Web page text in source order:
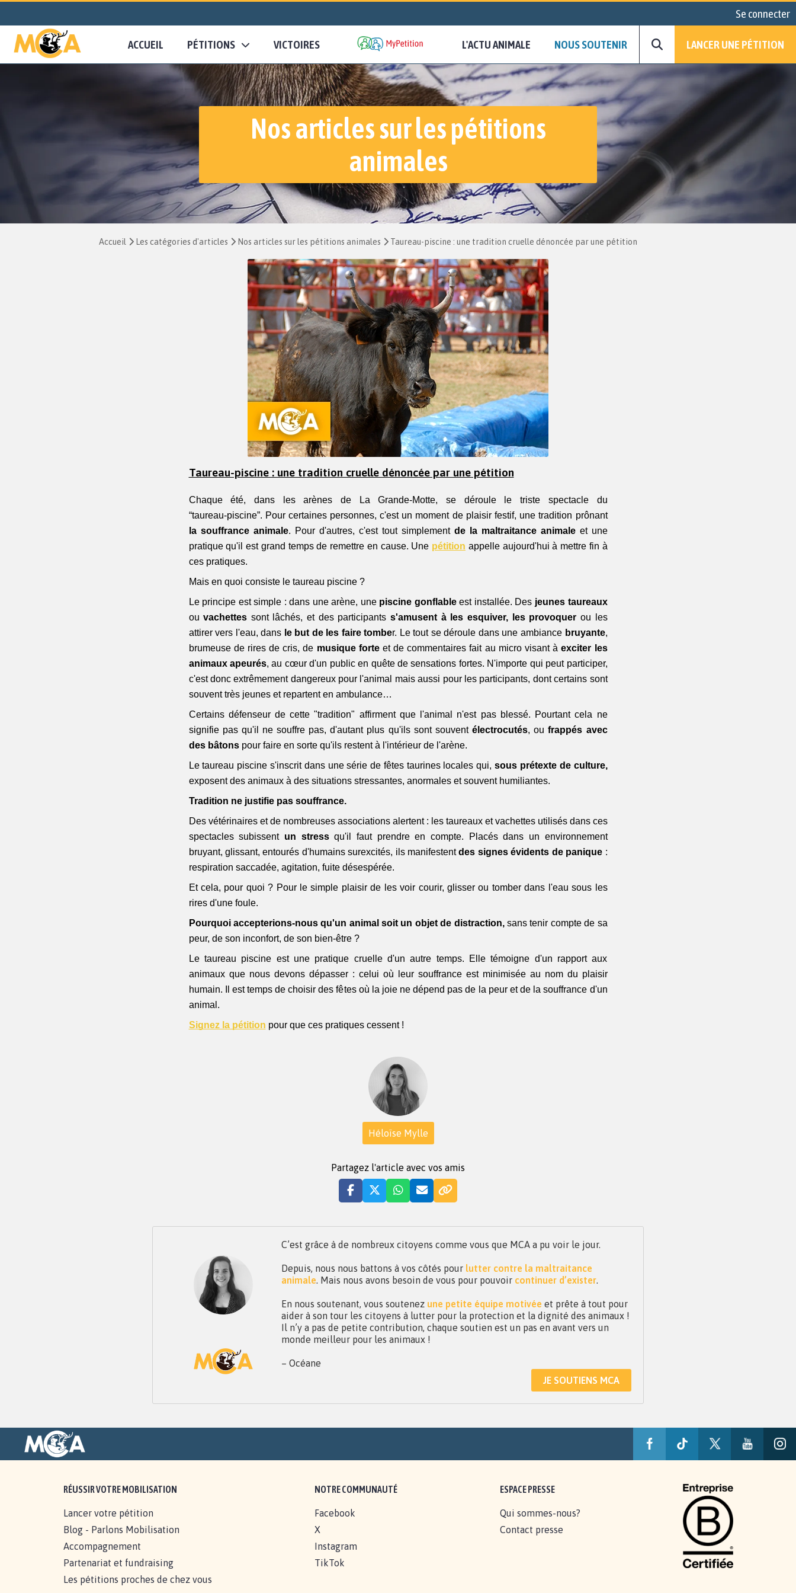
Se connecter
ACCUEIL PÉTITIONS VICTOIRES L'ACTU ANIMALE NOUS SOUTENIR LANCER UNE PÉTITION
Nos articles sur les pétitions
animales
Accueil Les catégories d'articles Nos articles sur les pétitions animales Taureau-piscine : une tradition cruelle dénoncée par une pétition
Taureau-piscine : une tradition cruelle dénoncée par une pétition
Chaque été, dans les arènes de La Grande‑Motte, se déroule le triste spectacle du
“taureau‑piscine”. Pour certaines personnes, c'est un moment de plaisir festif, une tradition prônant
la souffrance animale. Pour d'autres, c'est tout simplement de la maltraitance animale et une
pratique qu'il est grand temps de remettre en cause. Une pétition appelle aujourd'hui à mettre fin à
ces pratiques.
Mais en quoi consiste le taureau piscine ?
Le principe est simple : dans une arène, une piscine gonflable est installée. Des jeunes taureaux
ou vachettes sont lâchés, et des participants s'amusent à les esquiver, les provoquer ou les
attirer vers l'eau, dans le but de les faire tomber. Le tout se déroule dans une ambiance bruyante,
brumeuse de rires de cris, de musique forte et de commentaires fait au micro visant à exciter les
animaux apeurés, au cœur d'un public en quête de sensations fortes. N'importe qui peut participer,
c'est donc extrêmement dangereux pour l'animal mais aussi pour les participants, dont certains sont
souvent très jeunes et repartent en ambulance…
Certains défenseur de cette "tradition" affirment que l'animal n'est pas blessé. Pourtant cela ne
signifie pas qu'il ne souffre pas, d'autant plus qu'ils sont souvent électrocutés, ou frappés avec
des bâtons pour faire en sorte qu'ils restent à l'intérieur de l'arène.
Le taureau piscine s'inscrit dans une série de fêtes taurines locales qui, sous prétexte de culture,
exposent des animaux à des situations stressantes, anormales et souvent humiliantes.
Tradition ne justifie pas souffrance.
Des vétérinaires et de nombreuses associations alertent : les taureaux et vachettes utilisés dans ces
spectacles subissent un stress qu'il faut prendre en compte. Placés dans un environnement
bruyant, glissant, entourés d'humains surexcités, ils manifestent des signes évidents de panique :
respiration saccadée, agitation, fuite désespérée.
Et cela, pour quoi ? Pour le simple plaisir de les voir courir, glisser ou tomber dans l'eau sous les
rires d'une foule.
Pourquoi accepterions-nous qu'un animal soit un objet de distraction, sans tenir compte de sa
peur, de son inconfort, de son bien-être ?
Le taureau piscine est une pratique cruelle d'un autre temps. Elle témoigne d'un rapport aux
animaux que nous devons dépasser : celui où leur souffrance est minimisée au nom du plaisir
humain. Il est temps de choisir des fêtes où la joie ne dépend pas de la peur et de la souffrance d'un
animal.
Signez la pétition pour que ces pratiques cessent !
Héloïse Mylle
Partagez l'article avec vos amis
C’est grâce à de nombreux citoyens comme vous que MCA a pu voir le jour.
Depuis, nous nous battons à vos côtés pour lutter contre la maltraitance
animale. Mais nous avons besoin de vous pour pouvoir continuer d’exister.
En nous soutenant, vous soutenez une petite équipe motivée et prête à tout pour
aider à son tour les citoyens à lutter pour la protection et la dignité des animaux !
Il n’y a pas de petite contribution, chaque soutien est un pas en avant vers un
monde meilleur pour les animaux !
– Océane
JE SOUTIENS MCA
RÉUSSIR VOTRE MOBILISATION
Lancer votre pétition
Blog - Parlons Mobilisation
Accompagnement
Partenariat et fundraising
Les pétitions proches de chez vous
NOTRE COMMUNAUTÉ
Facebook
X
Instagram
TikTok
ESPACE PRESSE
Qui sommes-nous?
Contact presse